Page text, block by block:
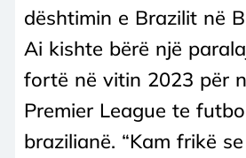
dështimin e Brazilit në
Ai kishte bërë një
fortë në vitin 2023 për
Premier League te
brazilianë. “Kam frikë